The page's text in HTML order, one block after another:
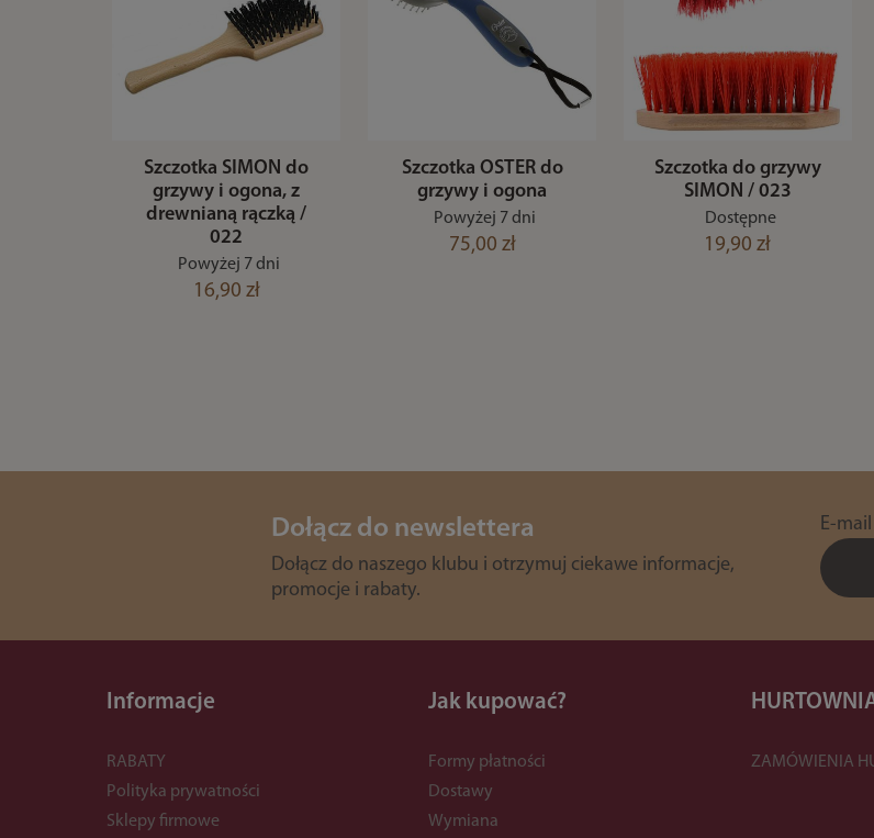
Szczotka SIMON do
grzywy i ogona, z
drewnianą rączką /
022
Powyżej 7 dni
16,90 zł
Szczotka OSTER do
grzywy i ogona
Powyżej 7 dni
75,00 zł
Szczotka do grzywy
SIMON / 023
Dostępne
19,90 zł
Dołącz do newslettera
Dołącz do naszego klubu i otrzymuj ciekawe informacje,
promocje i rabaty.
E-
Informacje
RABATY
Polityka prywatności
Sklepy firmowe
Jak kupować?
Formy płatności
Dostawy
Wymiana
ZAMÓWIENIA